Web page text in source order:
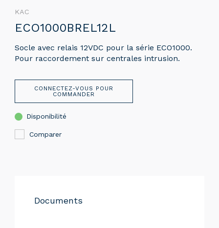
KAC
ECO1000BREL12L
Socle avec relais 12VDC pour la série ECO1000.
Pour raccordement sur centrales intrusion.
CONNECTEZ-VOUS POUR
COMMANDER
Disponibilité
Comparer
Documents